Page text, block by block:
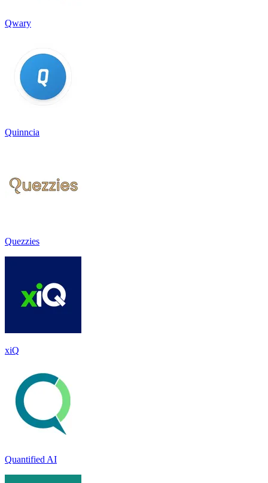
Qwary
Quinncia
Quezzies
xiQ
Quantified AI